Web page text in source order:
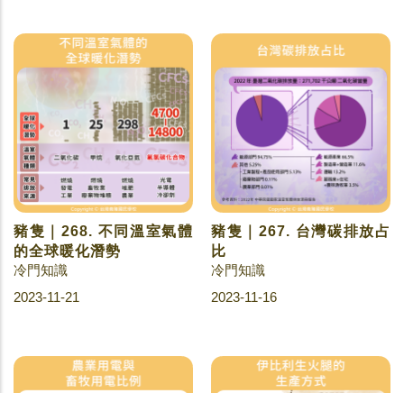
豬隻｜268. 不同溫室氣體
的全球暖化潛勢
冷門知識
2023-11-21
豬隻｜267. 台灣碳排放占
比
冷門知識
2023-11-16